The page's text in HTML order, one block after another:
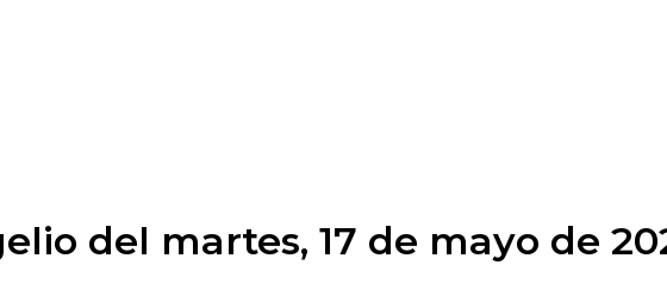
del martes, 17 de mayo de